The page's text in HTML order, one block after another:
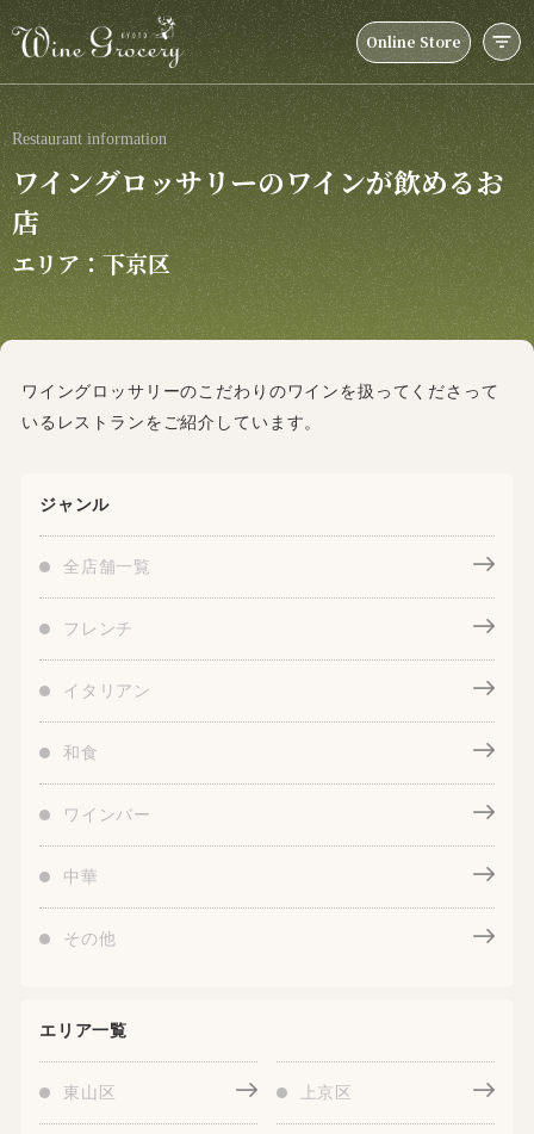
Online Store
Restaurant information
ワイングロッサリーのワインが飲めるお
店
エリア：下京区
ワイングロッサリーのこだわりのワインを扱ってくださって
いるレストランをご紹介しています。
ジャンル
全店舗一覧
フレンチ
イタリアン
和食
ワインバー
中華
その他
エリア一覧
東山区 上京区